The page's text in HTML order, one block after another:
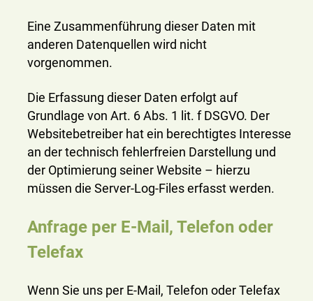
Eine Zusammenführung dieser Daten mit
anderen Datenquellen wird nicht
vorgenommen.
Die Erfassung dieser Daten erfolgt auf
Grundlage von Art. 6 Abs. 1 lit. f DSGVO. Der
Websitebetreiber hat ein berechtigtes Interesse
an der technisch fehlerfreien Darstellung und
der Optimierung seiner Website – hierzu
müssen die Server-Log-Files erfasst werden.
Anfrage per E-Mail, Telefon oder
Telefax
Wenn Sie uns per E-Mail, Telefon oder Telefax